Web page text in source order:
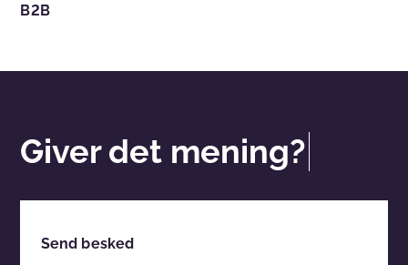
B2B
Giver det mening?
Send besked